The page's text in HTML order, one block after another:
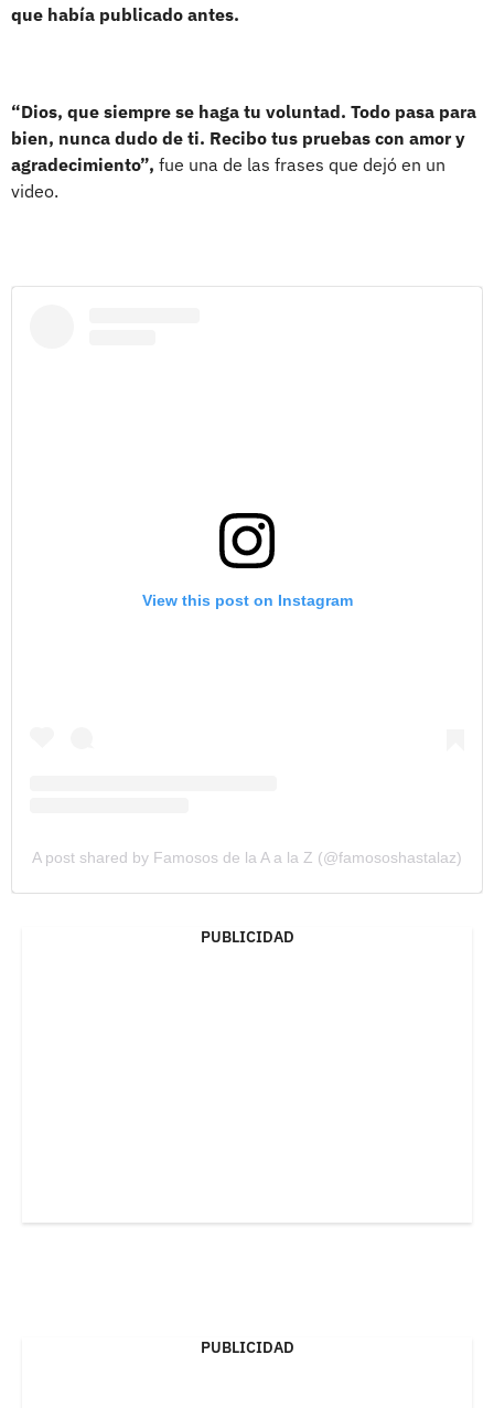
que había publicado antes.
“Dios, que siempre se haga tu voluntad. Todo pasa para
bien, nunca dudo de ti. Recibo tus pruebas con amor y
agradecimiento”, fue una de las frases que dejó en un
video.
View this post on Instagram
A post shared by Famosos de la A a la Z (@famososhastalaz)
PUBLICIDAD
PUBLICIDAD